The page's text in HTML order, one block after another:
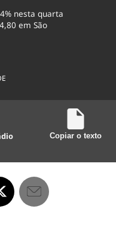
nesta quarta
em São
Copiar o texto